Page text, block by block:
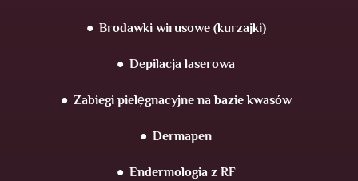
Brodawki wirusowe (kurzajki)
Depilacja laserowa
Zabiegi pielęgnacyjne na bazie kwasów
Dermapen
Endermologia z RF